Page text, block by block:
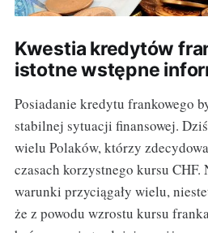
Kwestia kredytów
istotne wstępne
Posiadanie kredytu frankowego
stabilnej sytuacji finansowej.
wielu Polaków, którzy
czasach korzystnego kursu
warunki przyciągały wielu,
że z powodu wzrostu kursu